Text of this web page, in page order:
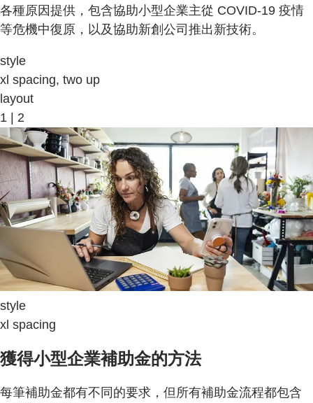
各種原因提供，包含協助小型企業主從 COVID-19 疫情
等危機中復原，以及協助新創公司推出新技術。
style
xl spacing, two up
layout
1 | 2
style
xl spacing
獲得小型企業補助金的方法
每筆補助金都有不同的要求，但所有補助金流程都包含